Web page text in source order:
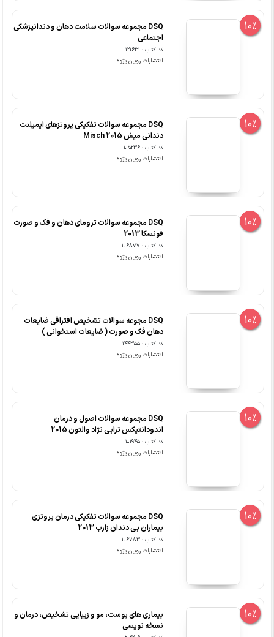
10%
DSQ مجموعه سوالات سلامت دهان و دندانپزشکی
اجتماعی
کد کتاب : 121631
انتشارات رویان پژوه
10%
DSQ مجموعه سوالات تفکیکی پروتزهای ایمپلنت
دندانی میش Misch 2015
کد کتاب : 105236
انتشارات رویان پژوه
10%
DSQ مجموعه سوالات ترومای دهان و فک و صورت
فونسکا 2013
کد کتاب : 106877
انتشارات رویان پژوه
10%
ِDSQ مجوعه سوالات تشخیص افتراقی ضایعات
دهان فک و صورت ( ضایعات استخوانی )
کد کتاب : 144355
انتشارات رویان پژوه
10%
DSQ مجموعه سوالات اصول و درمان
اندودانتیکس ترابی نژاد والتون 2015
کد کتاب : 101945
انتشارات رویان پژوه
10%
DSQ مجموعه سوالات تفکیکی درمان پروتزی
بیماران بی دندان زارب 2013
کد کتاب : 106783
انتشارات رویان پژوه
10%
بیماری های پوست، مو و زیبایی تشخیص، درمان و
نسخه نویسی